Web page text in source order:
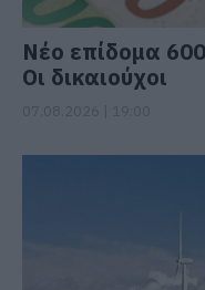
Νέο επίδομα
Οι δικαιούχοι